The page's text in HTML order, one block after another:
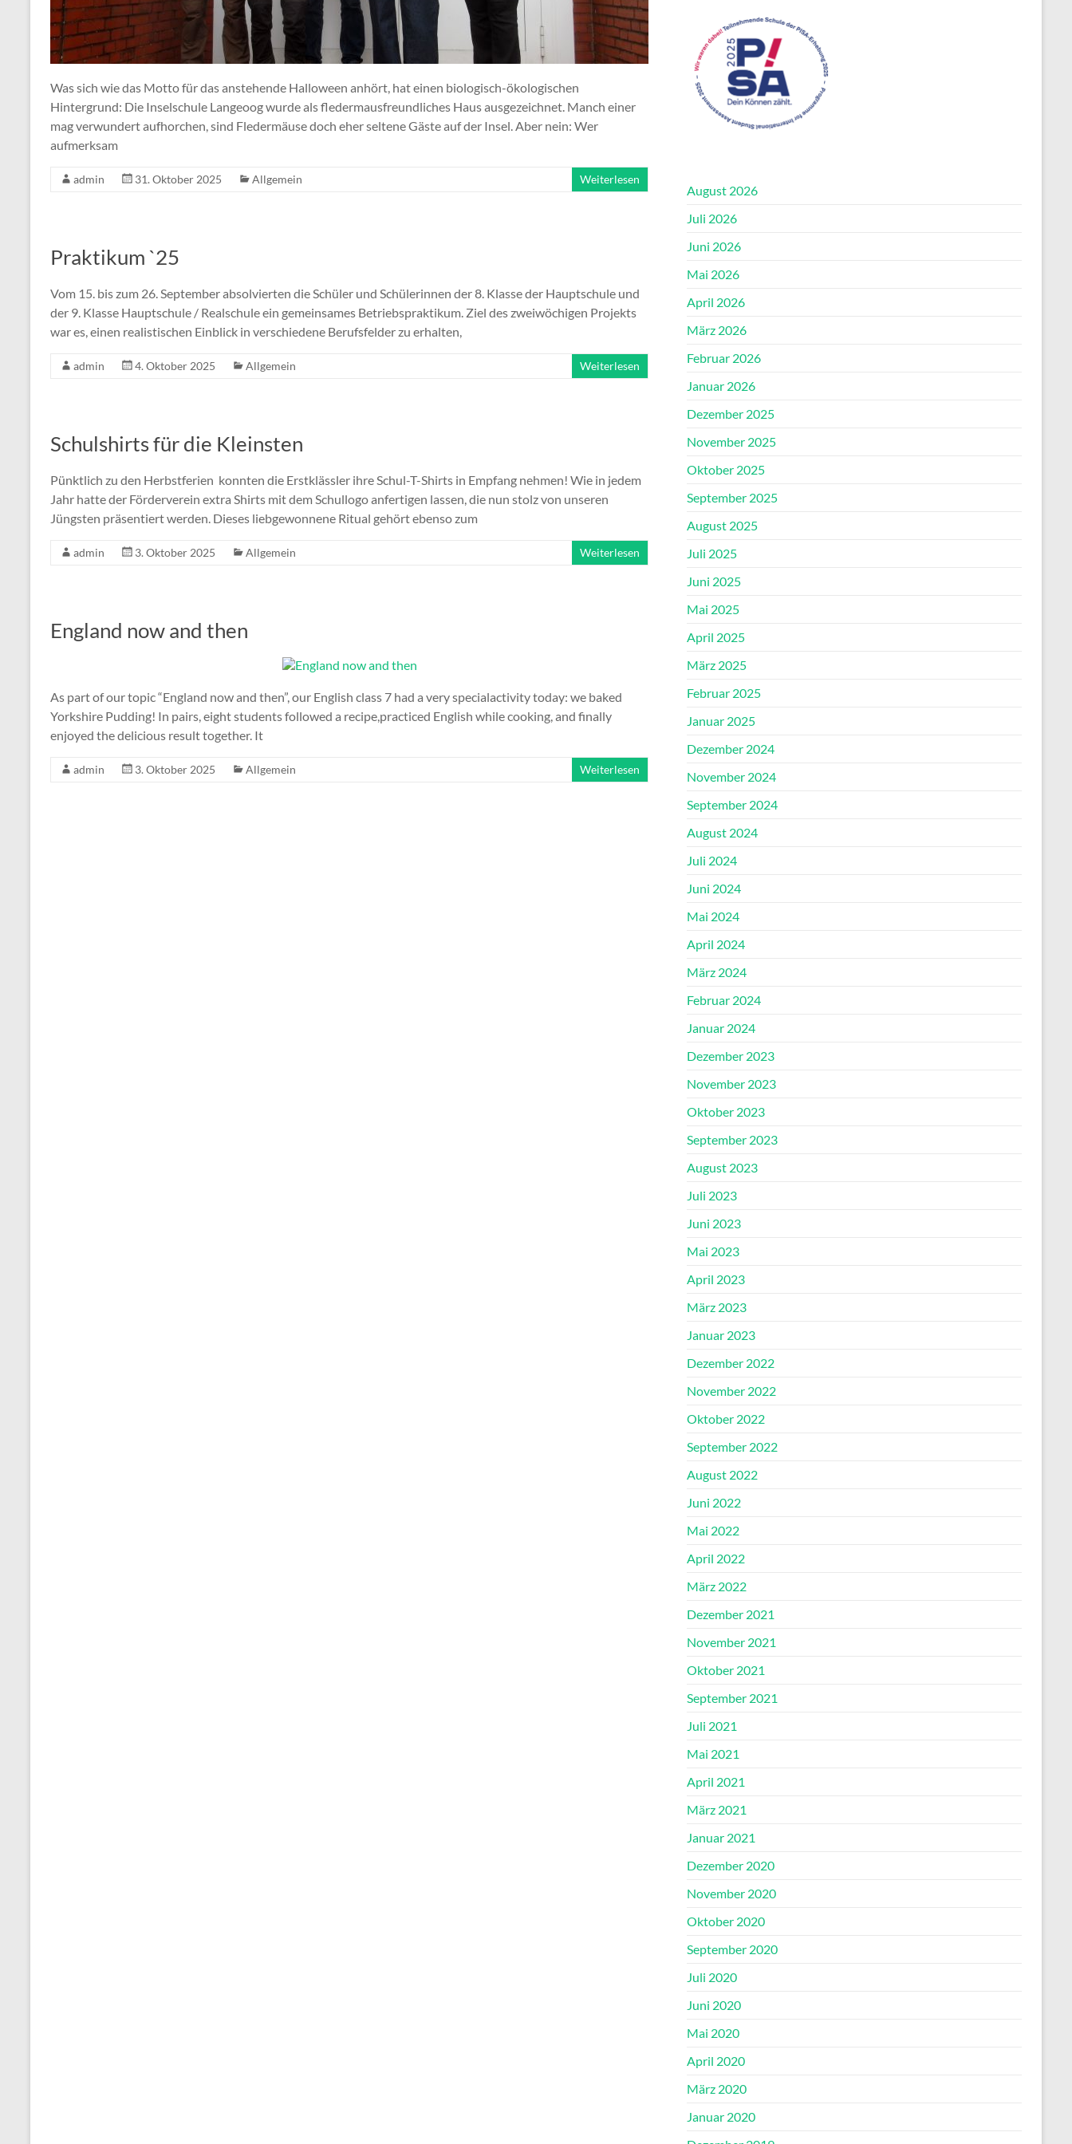
Was sich wie das Motto für das anstehende Halloween anhört, hat einen biologisch-ökologischen
Hintergrund: Die Inselschule Langeoog wurde als fledermausfreundliches Haus ausgezeichnet. Manch einer
mag verwundert aufhorchen, sind Fledermäuse doch eher seltene Gäste auf der Insel. Aber nein: Wer
aufmerksam
admin 31. Oktober 2025 Allgemein Weiterlesen
Praktikum `25
Vom 15. bis zum 26. September absolvierten die Schüler und Schülerinnen der 8. Klasse der Hauptschule und
der 9. Klasse Hauptschule / Realschule ein gemeinsames Betriebspraktikum. Ziel des zweiwöchigen Projekts
war es, einen realistischen Einblick in verschiedene Berufsfelder zu erhalten,
admin 4. Oktober 2025 Allgemein Weiterlesen
Schulshirts für die Kleinsten
Pünktlich zu den Herbstferien konnten die Erstklässler ihre Schul-T-Shirts in Empfang nehmen! Wie in jedem
Jahr hatte der Förderverein extra Shirts mit dem Schullogo anfertigen lassen, die nun stolz von unseren
Jüngsten präsentiert werden. Dieses liebgewonnene Ritual gehört ebenso zum
admin 3. Oktober 2025 Allgemein Weiterlesen
England now and then
As part of our topic “England now and then”, our English class 7 had a very specialactivity today: we baked
Yorkshire Pudding! In pairs, eight students followed a recipe,practiced English while cooking, and finally
enjoyed the delicious result together. It
admin 3. Oktober 2025 Allgemein Weiterlesen
August 2026
Juli 2026
Juni 2026
Mai 2026
April 2026
März 2026
Februar 2026
Januar 2026
Dezember 2025
November 2025
Oktober 2025
September 2025
August 2025
Juli 2025
Juni 2025
Mai 2025
April 2025
März 2025
Februar 2025
Januar 2025
Dezember 2024
November 2024
September 2024
August 2024
Juli 2024
Juni 2024
Mai 2024
April 2024
März 2024
Februar 2024
Januar 2024
Dezember 2023
November 2023
Oktober 2023
September 2023
August 2023
Juli 2023
Juni 2023
Mai 2023
April 2023
März 2023
Januar 2023
Dezember 2022
November 2022
Oktober 2022
September 2022
August 2022
Juni 2022
Mai 2022
April 2022
März 2022
Dezember 2021
November 2021
Oktober 2021
September 2021
Juli 2021
Mai 2021
April 2021
März 2021
Januar 2021
Dezember 2020
November 2020
Oktober 2020
September 2020
Juli 2020
Juni 2020
Mai 2020
April 2020
März 2020
Januar 2020